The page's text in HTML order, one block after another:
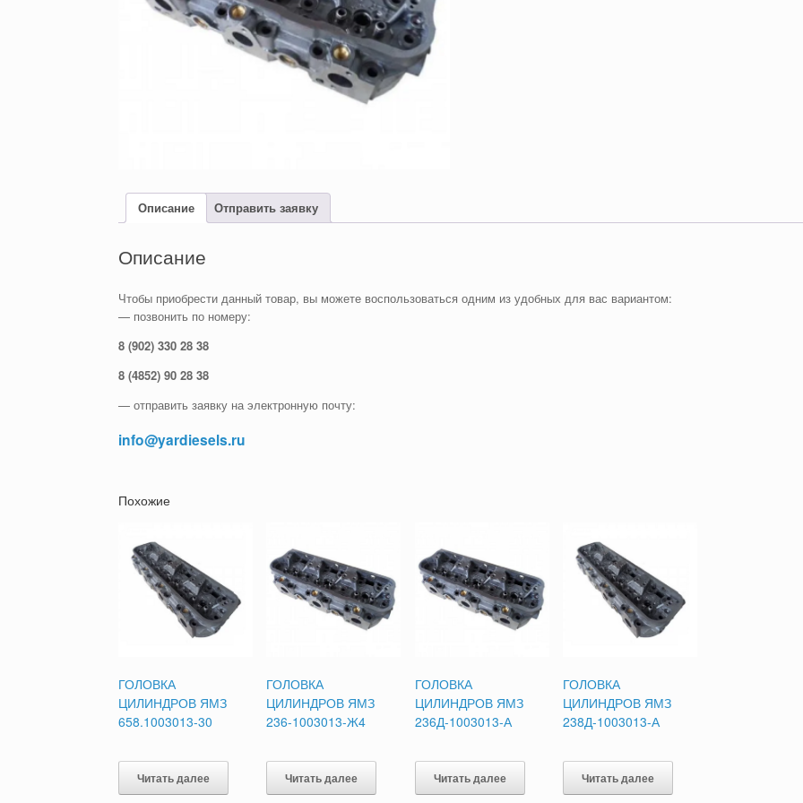
Описание Отправить заявку
Описание
Чтобы приобрести данный товар, вы можете воспользоваться одним из удобных для вас вариантом:
— позвонить по номеру:
8 (902) 330 28 38
8 (4852) 90 28 38
— отправить заявку на электронную почту:
info@yardiesels.ru
Похожие
ГОЛОВКА
ЦИЛИНДРОВ ЯМЗ
658.1003013-30
Читать далее
ГОЛОВКА
ЦИЛИНДРОВ ЯМЗ
236-1003013-Ж4
Читать далее
ГОЛОВКА
ЦИЛИНДРОВ ЯМЗ
236Д-1003013-А
Читать далее
ГОЛОВКА
ЦИЛИНДРОВ ЯМЗ
238Д-1003013-А
Читать далее